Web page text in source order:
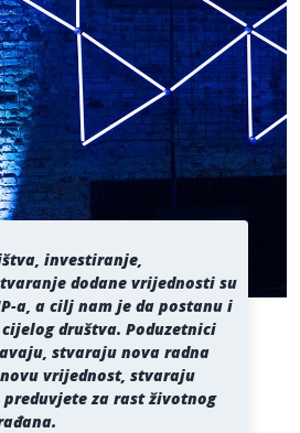
investiranje,
dodane vrijednosti su
a, a cilj nam je da postanu i
društva. Poduzetnici
stvaraju nova radna
vrijednost, stvaraju
za rast životnog